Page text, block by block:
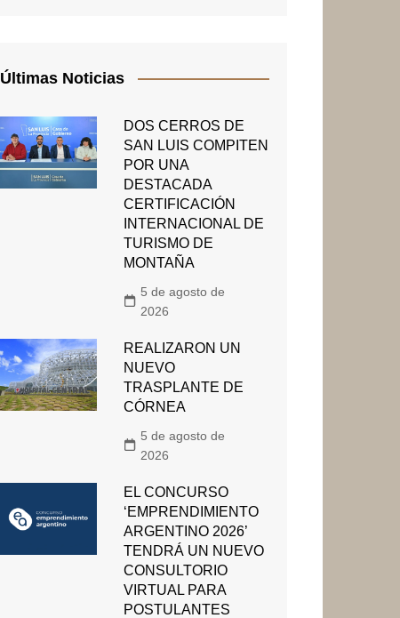
Últimas Noticias
DOS CERROS DE
SAN LUIS COMPITEN
POR UNA
DESTACADA
CERTIFICACIÓN
INTERNACIONAL DE
TURISMO DE
MONTAÑA
5 de agosto de
2026
REALIZARON UN
NUEVO
TRASPLANTE DE
CÓRNEA
5 de agosto de
2026
EL CONCURSO
‘EMPRENDIMIENTO
ARGENTINO 2026’
TENDRÁ UN NUEVO
CONSULTORIO
VIRTUAL PARA
POSTULANTES